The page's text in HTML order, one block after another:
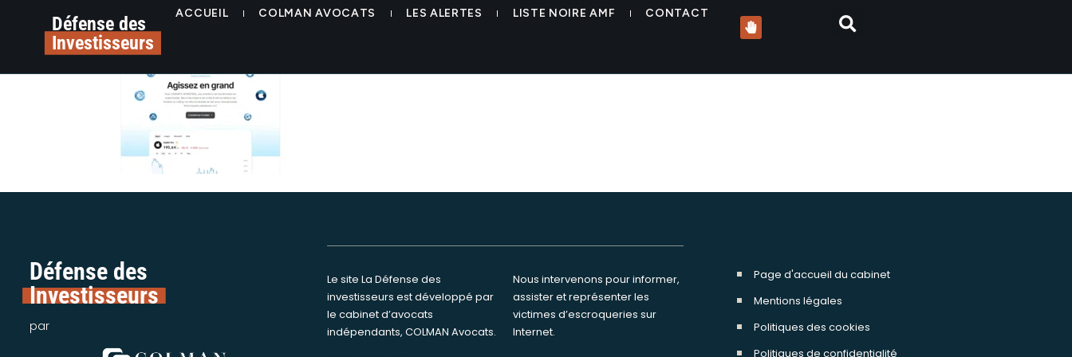
Défense des
Investisseurs
ACCUEIL COLMAN AVOCATS LES ALERTES LISTE NOIRE AMF CONTACT
alerte plateforme trading saranya investing arnaque colman avocats
Défense des
Investisseurs
par
Le site La Défense des
investisseurs est développé par
le cabinet d’avocats
indépendants, COLMAN Avocats.
Nous intervenons pour informer,
assister et représenter les
victimes d’escroqueries sur
Internet.
Page d'accueil du cabinet
Mentions légales
Politiques des cookies
Politiques de confidentialité